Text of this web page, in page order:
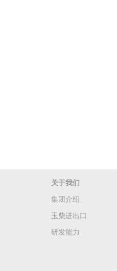
关于我们
集团介绍
玉柴进出口
研发能力